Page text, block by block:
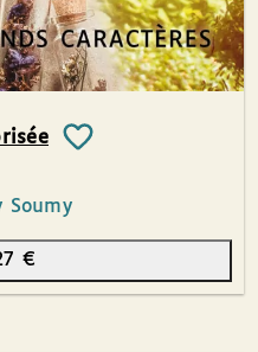
Soumy
€